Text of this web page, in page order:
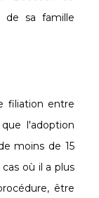
de sa famille
filiation entre
l'adoption
moins de 15
où il a plus
être